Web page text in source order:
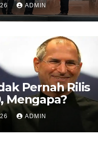
Pasar
ADMIN
Pernah Rilis
Mengapa?
ADMIN